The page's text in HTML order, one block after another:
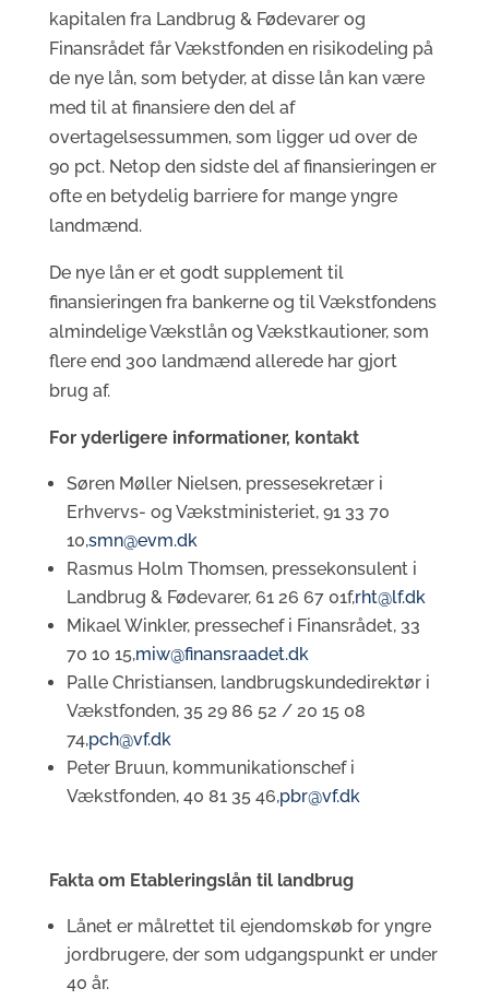
kapitalen fra Landbrug & Fødevarer og
Finansrådet får Vækstfonden en risikodeling på
de nye lån, som betyder, at disse lån kan være
med til at finansiere den del af
overtagelsessummen, som ligger ud over de
90 pct. Netop den sidste del af finansieringen er
ofte en betydelig barriere for mange yngre
landmænd.
De nye lån er et godt supplement til
finansieringen fra bankerne og til Vækstfondens
almindelige Vækstlån og Vækstkautioner, som
flere end 300 landmænd allerede har gjort
brug af.
For yderligere informationer, kontakt
Søren Møller Nielsen, pressesekretær i
Erhvervs- og Vækstministeriet, 91 33 70
10,smn@evm.dk
Rasmus Holm Thomsen, pressekonsulent i
Landbrug & Fødevarer, 61 26 67 01f,rht@lf.dk
Mikael Winkler, pressechef i Finansrådet, 33
70 10 15,miw@finansraadet.dk
Palle Christiansen, landbrugskundedirektør i
Vækstfonden, 35 29 86 52 / 20 15 08
74,pch@vf.dk
Peter Bruun, kommunikationschef i
Vækstfonden, 40 81 35 46,pbr@vf.dk
Fakta om Etableringslån til landbrug
Lånet er målrettet til ejendomskøb for yngre
jordbrugere, der som udgangspunkt er under
40 år.